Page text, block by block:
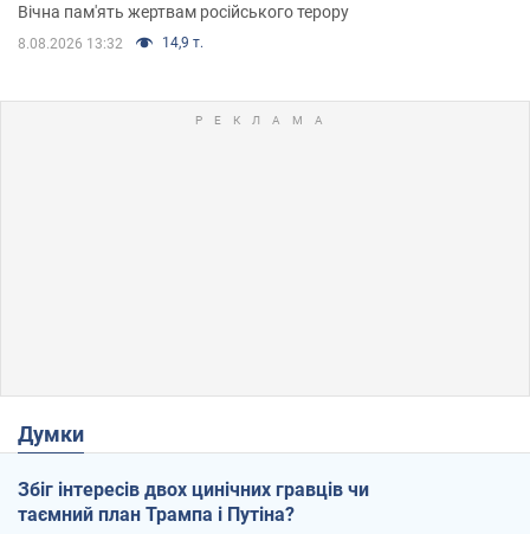
Вічна пам'ять жертвам російського терору
8.08.2026 13:32 14,9 т.
Думки
Збіг інтересів двох цинічних гравців чи
таємний план Трампа і Путіна?